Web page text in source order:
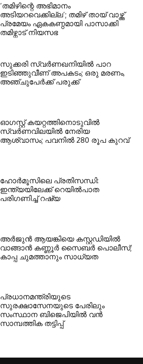
‘തമിഴിന്റെ അഭിമാനം
അടിയറവെക്കില്ല’; തമിഴ് തായ് വാഴ്ത്ത്
പ്രമേയം ഏകകണ്ഠമായി പാസാക്കി
തമിഴ്നാട് നിയസഭ
സുക്കരി സ്വര്‍ണഖനിയില്‍ പാറ
ഇടിഞ്ഞുവീണ് അപകടം; ഒരു മരണം,
അഞ്ചുപേര്‍ക്ക് പരുക്ക്
ഓഗസ്റ്റ് കയറ്റത്തിനൊടുവില്‍
സ്വര്‍ണവിലയില്‍ നേരിയ
ആശ്വാസം; പവനില്‍ 280 രൂപ കുറവ്
ഹോര്‍മൂസിലെ പ്രതിസന്ധി:
ഇന്ത്യയിലേക്ക് റെയില്‍പാത
പരിഗണിച്ച് റഷ്യ
അര്‍ജുന്‍ ആയങ്കിയെ കസ്റ്റഡിയില്‍
വാങ്ങാന്‍ കണ്ണൂര്‍ സൈബര്‍ പൊലീസ്;
കാപ്പ ചുമത്താനും സാധ്യത
പ്രധാനമന്ത്രിയുടെ
സുരക്ഷാസേനയുടെ പേരിലും
സംസ്ഥാന ബിജെപിയില്‍ വന്‍
സാമ്പത്തിക തട്ടിപ്പ്